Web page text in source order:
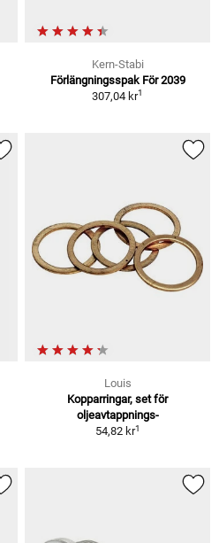
Kern-Stabi
Förlängningsspak För 2039
307,04 kr1
Louis
Kopparringar, set för
oljeavtappnings-
54,82 kr1